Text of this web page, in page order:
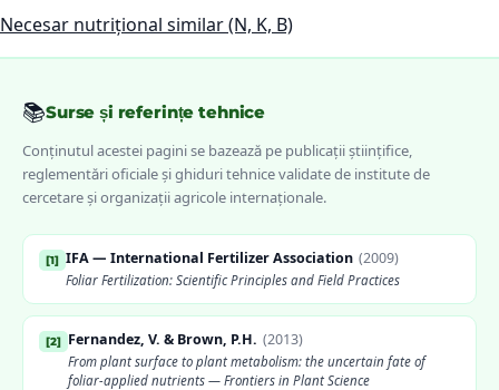
Necesar nutrițional similar (N, K, B)
📚Surse și referințe tehnice
Conținutul acestei pagini se bazează pe publicații științifice,
reglementări oficiale și ghiduri tehnice validate de institute de
cercetare și organizații agricole internaționale.
[1] IFA — International Fertilizer Association (2009)
Foliar Fertilization: Scientific Principles and Field Practices
[2] Fernandez, V. & Brown, P.H. (2013)
From plant surface to plant metabolism: the uncertain fate of
foliar-applied nutrients — Frontiers in Plant Science